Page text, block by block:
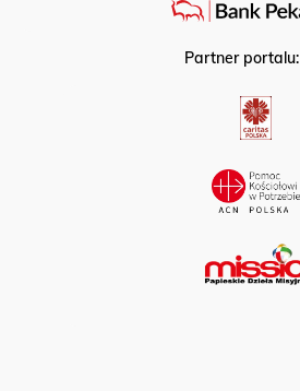
Partner portalu: